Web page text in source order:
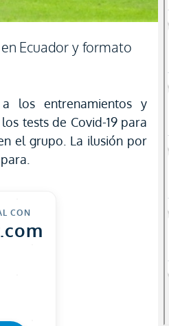
Ecuador y formato
los entrenamientos y
tests de Covid-19 para
el grupo. La ilusión por
CON